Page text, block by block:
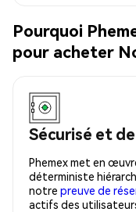
Pourquoi
pour acheter
Sécurisé et
Phemex met en
déterministe
notre preuve de
actifs des